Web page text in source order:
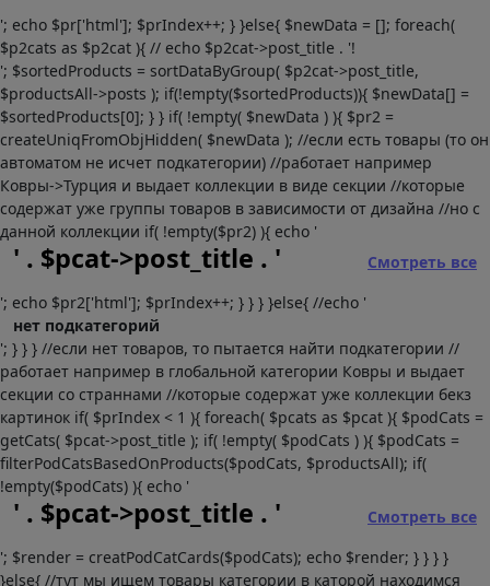
'; echo $pr['html']; $prIndex++; } }else{ $newData = []; foreach(
$p2cats as $p2cat ){ // echo $p2cat->post_title . '!
'; $sortedProducts = sortDataByGroup( $p2cat->post_title,
$productsAll->posts ); if(!empty($sortedProducts)){ $newData[] =
$sortedProducts[0]; } } if( !empty( $newData ) ){ $pr2 =
createUniqFromObjHidden( $newData ); //если есть товары (то он
автоматом не исчет подкатегории) //работает например
Ковры->Турция и выдает коллекции в виде секции //которые
содержат уже группы товаров в зависимости от дизайна //но с
данной коллекции if( !empty($pr2) ){ echo '
' . $pcat->post_title . '
Смотреть все
'; echo $pr2['html']; $prIndex++; } } } }else{ //echo '
нет подкатегорий
'; } } } //если нет товаров, то пытается найти подкатегории //
работает например в глобальной категории Ковры и выдает
секции со страннами //которые содержат уже коллекции бекз
картинок if( $prIndex < 1 ){ foreach( $pcats as $pcat ){ $podCats =
getCats( $pcat->post_title ); if( !empty( $podCats ) ){ $podCats =
filterPodCatsBasedOnProducts($podCats, $productsAll); if(
!empty($podCats) ){ echo '
' . $pcat->post_title . '
Смотреть все
'; $render = creatPodCatCards($podCats); echo $render; } } } }
}else{ //тут мы ищем товары категории в каторой находимся